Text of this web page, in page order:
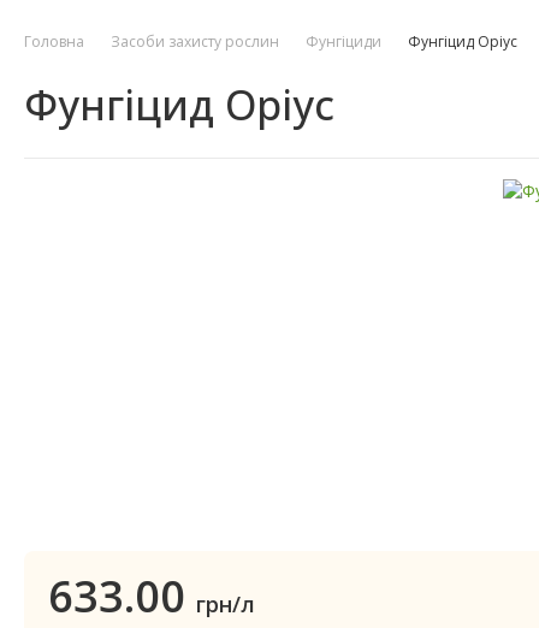
Головна Засоби захисту рослин Фунгіциди Фунгіцид Оріус
Фунгіцид Оріус
633.00 грн/л